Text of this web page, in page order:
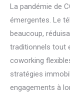
La pandémie de
émergentes. Le
beaucoup,
traditionnels tout
coworking
stratégies
engagements à